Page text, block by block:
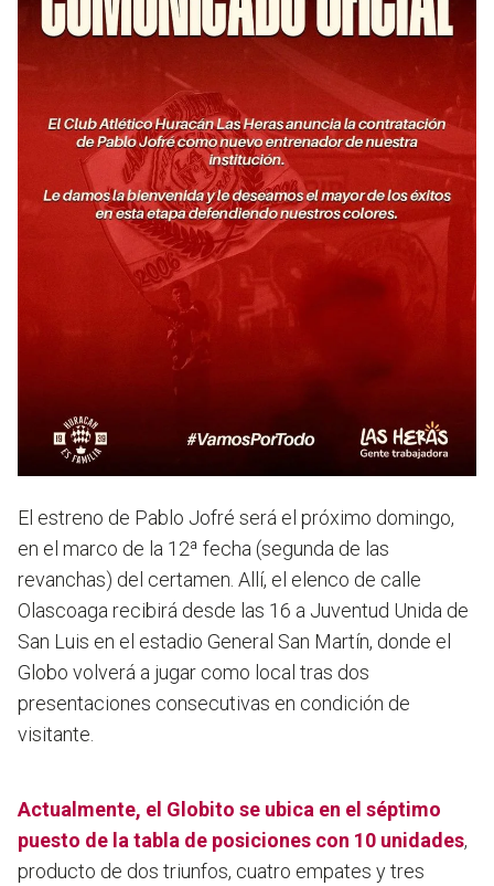
El estreno de Pablo Jofré será el próximo domingo,
en el marco de la 12ª fecha (segunda de las
revanchas) del certamen. Allí, el elenco de calle
Olascoaga recibirá desde las 16 a Juventud Unida de
San Luis en el estadio General San Martín, donde el
Globo volverá a jugar como local tras dos
presentaciones consecutivas en condición de
visitante.
Actualmente, el Globito se ubica en el séptimo
puesto de la tabla de posiciones con 10 unidades,
producto de dos triunfos, cuatro empates y tres